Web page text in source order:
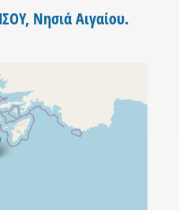
Νησιά Αιγαίου.